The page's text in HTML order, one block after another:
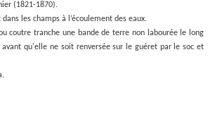
(1821-1870).
les champs à l’écoulement des eaux.
coutre tranche une bande de terre non labourée le long
qu'elle ne soit renversée sur le guéret par le soc et